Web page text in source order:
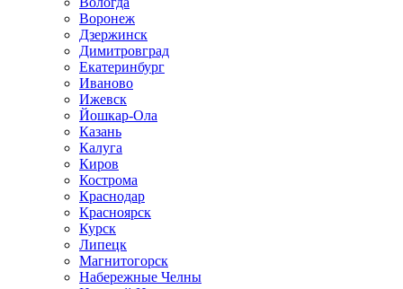
Воронеж
Дзержинск
Димитровград
Екатеринбург
Иваново
Ижевск
Йошкар-Ола
Казань
Калуга
Киров
Кострома
Краснодар
Красноярск
Курск
Липецк
Магнитогорск
Набережные Челны